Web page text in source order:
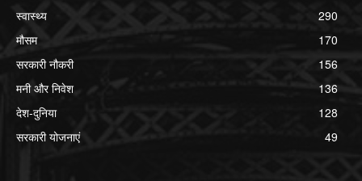
स्वास्थ्य
290
मौसम
170
सरकारी नौकरी
156
मनी और निवेश
136
देश-दुनिया
128
सरकारी योजनाएं
49